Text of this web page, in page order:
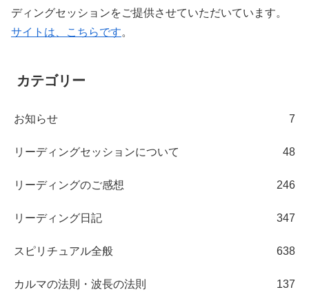
ディングセッションをご提供させていただいています。
サイトは、こちらです。
カテゴリー
お知らせ 7
リーディングセッションについて 48
リーディングのご感想 246
リーディング日記 347
スピリチュアル全般 638
カルマの法則・波長の法則 137